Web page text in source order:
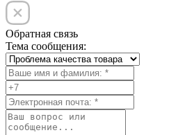
Обратная связь
Тема сообщения: